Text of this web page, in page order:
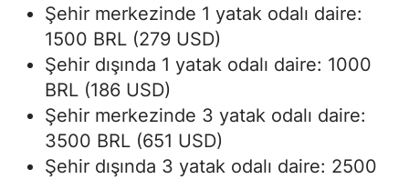
Şehir merkezinde 1 yatak odalı daire:
1500 BRL (279 USD)
Şehir dışında 1 yatak odalı daire: 1000
BRL (186 USD)
Şehir merkezinde 3 yatak odalı daire:
3500 BRL (651 USD)
Şehir dışında 3 yatak odalı daire: 2500